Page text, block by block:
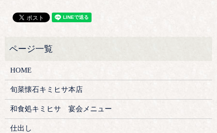
HOME
旬菜懐石キミヒサ本店
和食処キミヒサ 宴会メニュー
仕出し